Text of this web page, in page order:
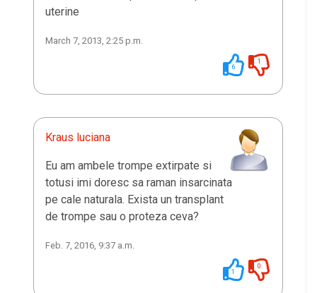
uterine
March 7, 2013, 2:25 p.m.
6
1
Kraus luciana
Eu am ambele trompe extirpate si
totusi imi doresc sa raman insarcinata
pe cale naturala. Exista un transplant
de trompe sau o proteza ceva?
Feb. 7, 2016, 9:37 a.m.
1
0